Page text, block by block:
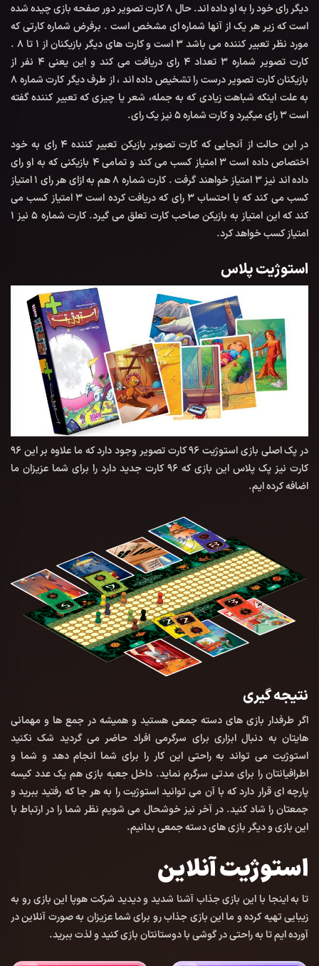
دیگر رای خود را به او داده اند. حال ۸ کارت تصویر دور صفحه بازی چیده شده
است که زیر هر یک از آنها شماره ای مشخص است . برفرض شماره کارتی که
مورد نظر تعبیر کننده می باشد ۳ است و کارت های دیگر بازیکنان از ۱ تا ۸ .
کارت تصویر شماره ۳ تعداد ۴ رای دریافت می کند و این یعنی ۴ نفر از
بازیکنان کارت تصویر درست را تشخیص داده اند ، از طرف دیگر کارت شماره ۸
به علت اینکه شباهت زیادی که به جمله، شعر یا چیزی که تعبیر کننده گفته
است ۳ رای میگیرد و کارت شماره ۵ نیز یک رای.
در این حالت از آنجایی که کارت تصویر بازیکن تعبیر کننده ۴ رای به خود
اختصاص داده است ۳ امتیاز کسب می کند و تمامی ۴ بازیکنی که به او رای
داده اند نیز ۳ امتیاز خواهند گرفت . کارت شماره ۸ هم به ازای هر رای ۱ امتیاز
کسب می کند که با احتساب ۳ رای که دریافت کرده است ۳ امتیاز کسب می
کند که این امتیاز به بازیکن صاحب کارت تعلق می گیرد. کارت شماره ۵ نیز ۱
امتیاز کسب خواهد کرد.
استوژیت پلاس
در پک اصلی بازی استوژیت 96 کارت تصویر وجود دارد که ما علاوه بر این 96
کارت نیز پک پلاس این بازی که 96 کارت جدید دارد را برای شما عزیزان ما
اضافه کرده ایم.
نتیجه گیری
اگر طرفدار بازی های دسته جمعی هستید و همیشه در جمع ها و مهمانی
هایتان به دنبال ابزاری برای سرگرمی افراد حاضر می گردید شک نکنید
استوژیت می تواند به راحتی این کار را برای شما انجام دهد و شما و
اطرافیانتان را برای مدتی سرگرم نماید. داخل جعبه بازی هم یک عدد کیسه
پارچه ای قرار دارد که با آن می توانید استوژیت را به هر جا که رفتید ببرید و
جمعتان را شاد کنید. در آخر نیز خوشحال می شویم نظر شما را در ارتباط با
این بازی و دیگر بازی های دسته جمعی بدانیم.
استوژیت آنلاین
تا به اینجا با این بازی جذاب آشنا شدید و دیدید شرکت هوپا این بازی رو به
زیبایی تهیه کرده و ما این بازی جذاب رو برای شما عزیزان به صورت آنلاین در
آورده ایم تا به راحتی در گوشی با دوستانتان بازی کنید و لذت ببرید.